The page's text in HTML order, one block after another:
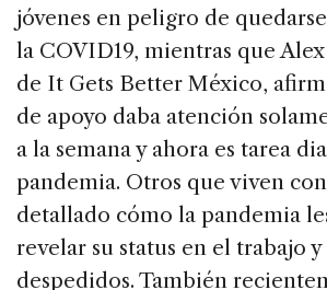
jóvenes en peligro de
la COVID19, mientras que
de It Gets Better México,
de apoyo daba atención
a la semana y ahora es tarea
pandemia. Otros que viven
detallado cómo la pandemia
revelar su status en el trabajo
despedidos. También